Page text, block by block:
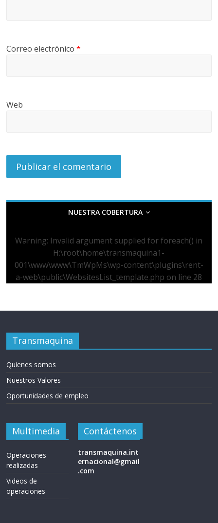
Correo electrónico*
Web
NUESTRA COBERTURA
Warning: Invalid argument supplied for foreach() in
H:\root\home\transmaquina1-
001\www\www\TmWpMs\wp-content\plugins\rent-
a-web\public\WebsitesList_template.php on line 28
Transmaquina
Quienes somos
Nuestros Valores
Oportunidades de empleo
Multimedia
Operaciones
realizadas
Videos de
operaciones
Contáctenos
transmaquina.int
ernacional@gmail
.com